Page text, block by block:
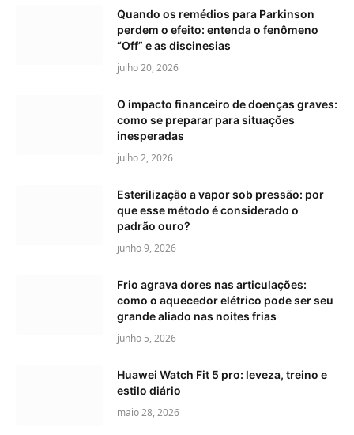
Quando os remédios para Parkinson
perdem o efeito: entenda o fenômeno
“Off” e as discinesias
julho 20, 2026
O impacto financeiro de doenças graves:
como se preparar para situações
inesperadas
julho 2, 2026
Esterilização a vapor sob pressão: por
que esse método é considerado o
padrão ouro?
junho 9, 2026
Frio agrava dores nas articulações:
como o aquecedor elétrico pode ser seu
grande aliado nas noites frias
junho 5, 2026
Huawei Watch Fit 5 pro: leveza, treino e
estilo diário
maio 28, 2026